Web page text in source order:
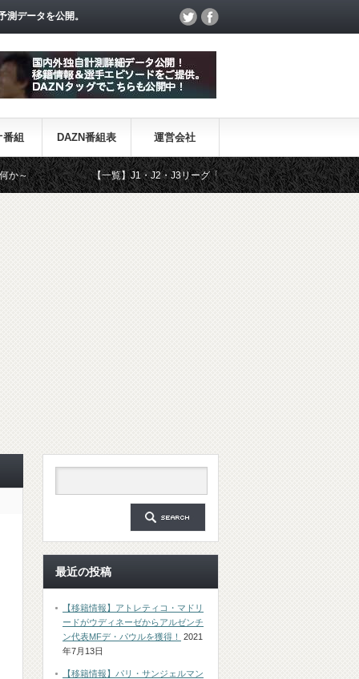
データを公開。
番組 DAZN番組表 運営会社
【一覧】J1・J2・J3リーグ「退団・戦力外選手＆新加入選手」
最近の投稿
【移籍情報】アトレティコ・マドリ
ードがウディネーゼからアルゼンチ
ン代表MFデ・パウルを獲得！
2021
年7月13日
【移籍情報】パリ・サンジェルマン